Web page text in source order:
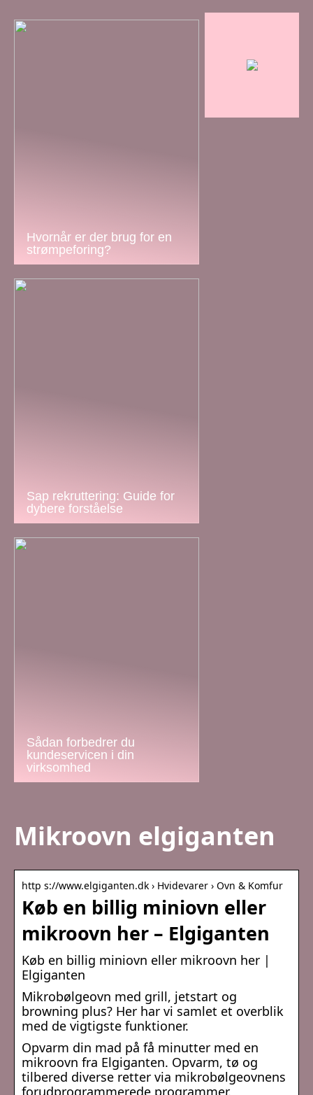
Hvornår er der brug for en
strømpeforing?
Sap rekruttering: Guide for
dybere forståelse
Sådan forbedrer du
kundeservicen i din
virksomhed
Mikroovn elgiganten
http s://www.elgiganten.dk › Hvidevarer › Ovn & Komfur
Køb en billig miniovn eller
mikroovn her – Elgiganten
Køb en billig miniovn eller mikroovn her |
Elgiganten
Mikrobølgeovn med grill, jetstart og
browning plus? Her har vi samlet et overblik
med de vigtigste funktioner.
Opvarm din mad på få minutter med en
mikroovn fra Elgiganten. Opvarm, tø og
tilbered diverse retter via mikrobølgeovnens